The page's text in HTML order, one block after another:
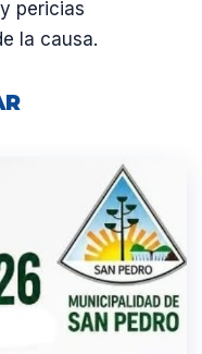
pericias
la causa.